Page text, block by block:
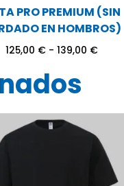
PRO PREMIUM (SIN
EN HOMBROS)
125,00 € - 139,00 €Rango